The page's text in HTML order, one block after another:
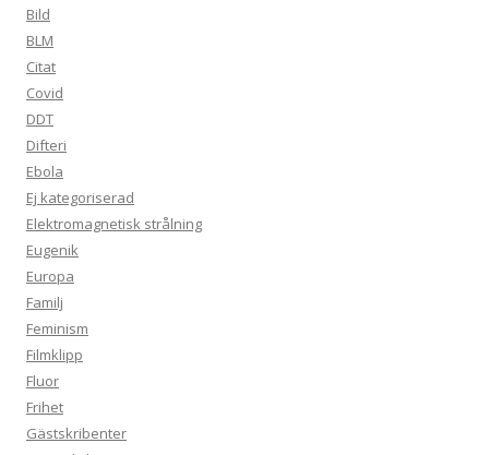
Bild
BLM
Citat
Covid
DDT
Difteri
Ebola
Ej kategoriserad
Elektromagnetisk strålning
Eugenik
Europa
Familj
Feminism
Filmklipp
Fluor
Frihet
Gästskribenter